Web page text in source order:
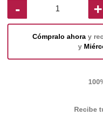
- +
Cómpralo ahora y
y
Recibe